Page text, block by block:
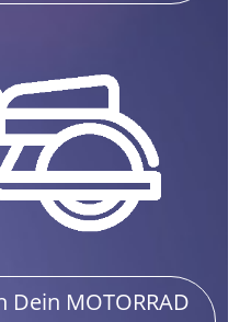
Dein MOTORRAD